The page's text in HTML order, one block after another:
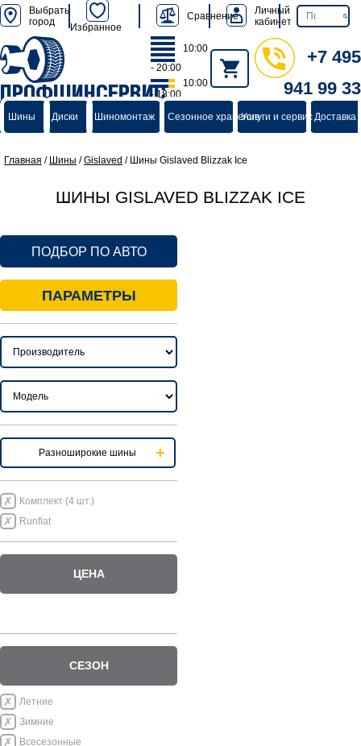
Выбрать
город
Избранное
Сравнение
Личный
кабинет
ПРОФШИНСЕРВИС
группа компаний
10:00
- 20:00
10:00
- 18:00
+7 495
941 99 33
Шины Диски Шиномонтаж Сезонное хранениеУслуги и сервисДоставка
Главная / Шины /Gislaved / Шины Gislaved Blizzak Ice
ШИНЫ GISLAVED BLIZZAK ICE
ПОДБОР ПО АВТО
ПАРАМЕТРЫ
Разноширокие шины
Комплект (4 шт.)
Runflat
ЦЕНА
СЕЗОН
Летние
Зимние
Всесезонные